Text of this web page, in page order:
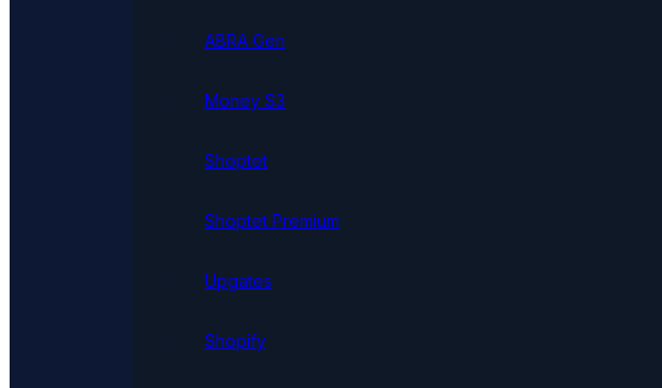
ABRA Gen
Money S3
Shoptet
Shoptet Premium
Upgates
Shopify